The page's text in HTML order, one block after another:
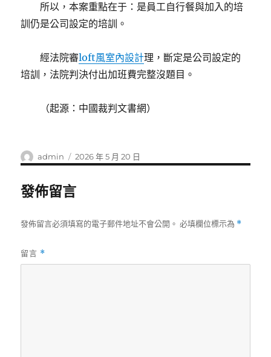
所以，本案重點在于：是員工自行餐與加入的培
訓仍是公司設定的培訓。
經法院審loft風室內設計理，斷定是公司設定的
培訓，法院判決付出加班費完整沒題目。
（起源：中國裁判文書網）
作
者
admin
發
佈
2026 年 5 月 20 日
發佈留言
發佈留言必須填寫的電子郵件地址不會公開。 必填欄位標示為 *
留言 *